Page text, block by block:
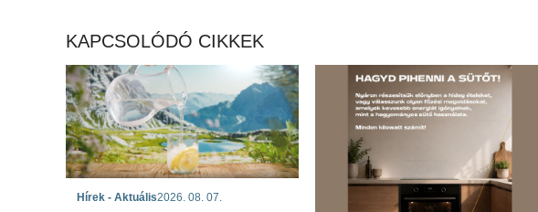
KAPCSOLÓDÓ CIKKEK
Hírek - Aktuális2026. 08. 07.